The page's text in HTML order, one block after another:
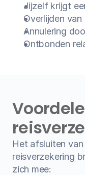
Jijzelf krijgt
Overlijden van
Annulering
Ontbonden
Het afsluiten
reisverzekering
zich mee: